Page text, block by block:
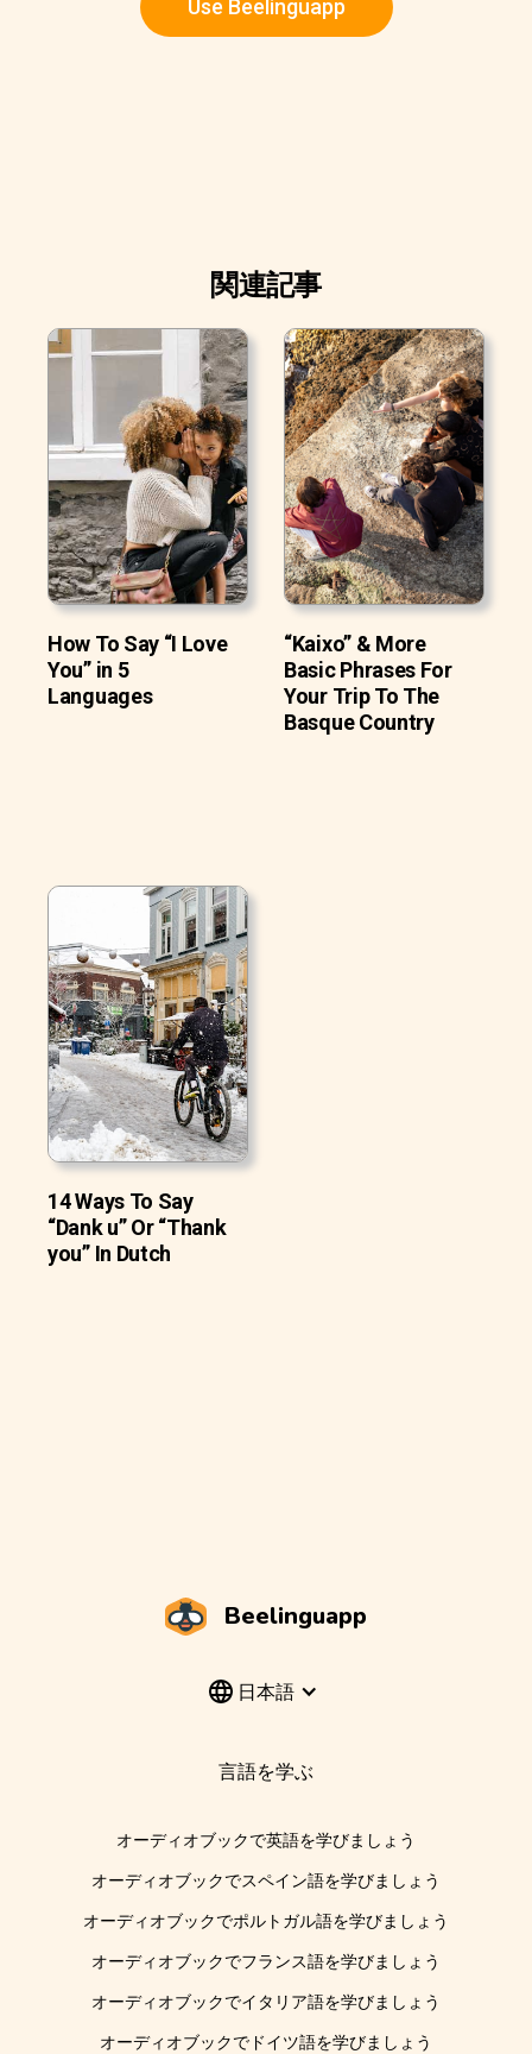
Use Beelinguapp
関連記事
How To Say “I Love
You” in 5
Languages
“Kaixo” & More
Basic Phrases For
Your Trip To The
Basque Country
14 Ways To Say
“Dank u” Or “Thank
you” In Dutch
Beelinguapp
日本語
言語を学ぶ
オーディオブックで英語を学びましょう
オーディオブックでスペイン語を学びましょう
オーディオブックでポルトガル語を学びましょう
オーディオブックでフランス語を学びましょう
オーディオブックでイタリア語を学びましょう
オーディオブックでドイツ語を学びましょう